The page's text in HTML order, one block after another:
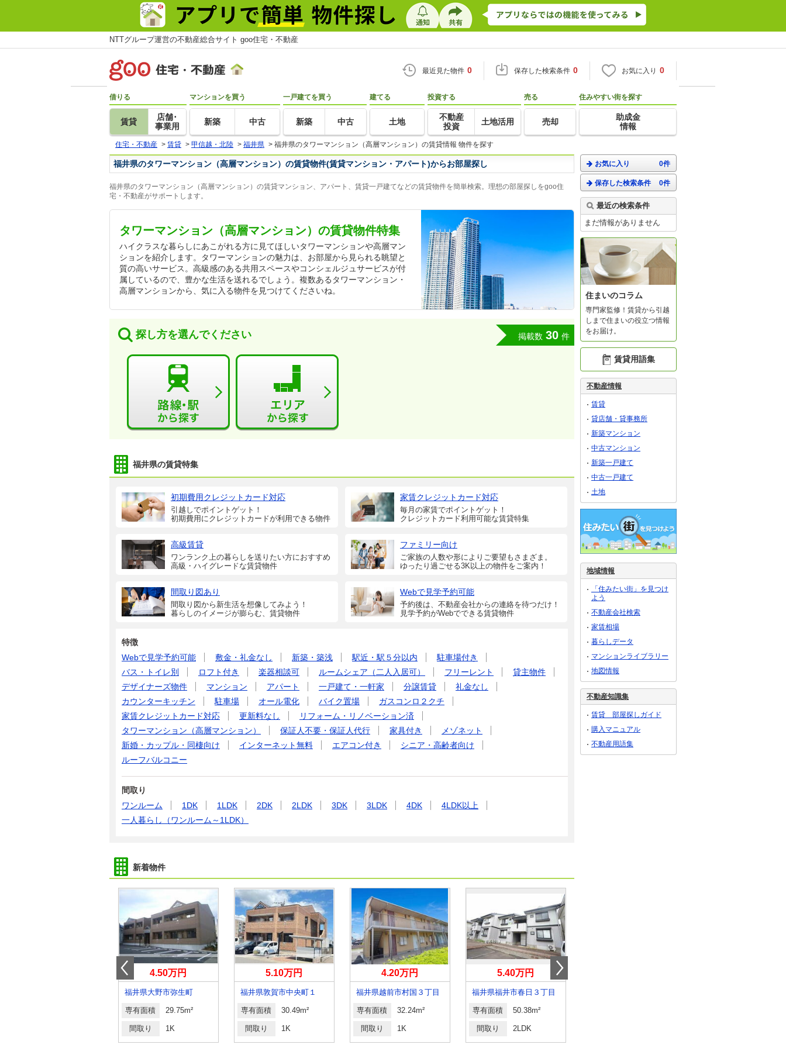
NTTグループ運営の不動産総合サイト goo住宅・不動産
最近見た物件 0 保存した検索条件 0 お気に入り 0
借りる
賃貸
店舗･
事業用
マンションを買う
新築 中古
一戸建てを買う
新築 中古
建てる
土地
投資する
不動産
投資
土地活用
売る
売却
住みやすい街を探す
助成金
情報
住宅・不動産 > 賃貸 > 甲信越・北陸 > 福井県 > 福井県のタワーマンション（高層マンション）の賃貸情報 物件を探す
福井県のタワーマンション（高層マンション）の賃貸物件(賃貸マンション・アパート)からお部屋探し
福井県のタワーマンション（高層マンション）の賃貸マンション、アパート、賃貸一戸建てなどの賃貸物件を簡単検索。理想の部屋探しをgoo住
宅・不動産がサポートします。
タワーマンション（高層マンション）の賃貸物件特集
ハイクラスな暮らしにあこがれる方に見てほしいタワーマンションや高層マン
ションを紹介します。タワーマンションの魅力は、お部屋から見られる眺望と
質の高いサービス。高級感のある共用スペースやコンシェルジュサービスが付
属しているので、豊かな生活を送れるでしょう。複数あるタワーマンション・
高層マンションから、気に入る物件を見つけてくださいね。
探し方を選んでください 掲載数 30 件
福井県の賃貸特集
初期費用クレジットカード対応
引越しでポイントゲット！
初期費用にクレジットカードが利用できる物件
家賃クレジットカード対応
毎月の家賃でポイントゲット！
クレジットカード利用可能な賃貸特集
高級賃貸
ワンランク上の暮らしを送りたい方におすすめ
高級・ハイグレードな賃貸物件
ファミリー向け
ご家族の人数や形によりご要望もさまざま。
ゆったり過ごせる3K以上の物件をご案内！
間取り図あり
間取り図から新生活を想像してみよう！
暮らしのイメージが膨らむ、賃貸物件
Webで見学予約可能
予約後は、不動産会社からの連絡を待つだけ！
見学予約がWebでできる賃貸物件
特徴
Webで見学予約可能
敷金・礼金なし 新築・築浅 駅近・駅５分以内
駐車場付き
バス・トイレ別
ロフト付き 楽器相談可 ルームシェア（二人入居可） フリーレント
貸主物件
デザイナーズ物件
マンション アパート 一戸建て・一軒家 分譲賃貸
礼金なし
カウンターキッチン
駐車場 オール電化 バイク置場
ガスコンロ２クチ
家賃クレジットカード対応
更新料なし
リフォーム・リノベーション済
タワーマンション（高層マンション）
保証人不要・保証人代行 家具付き
メゾネット
新婚・カップル・同棲向け
インターネット無料 エアコン付き
シニア・高齢者向け
ルーフバルコニー
間取り
ワンルーム
1DK 1LDK 2DK 2LDK 3DK 3LDK 4DK
4LDK以上
一人暮らし（ワンルーム～1LDK）
新着物件
4.50万円
福井県大野市弥生町
専有面積 29.75m²
間取り 1K
5.10万円
福井県敦賀市中央町１
専有面積 30.49m²
間取り 1K
4.20万円
福井県越前市村国３丁目
専有面積 32.24m²
間取り 1K
5.40万円
福井県福井市春日３丁目
専有面積 50.38m²
間取り 2LDK
お気に入り 0件
保存した検索条件 0件
最近の検索条件
まだ情報がありません
住まいのコラム
専門家監修！賃貸から引越
しまで住まいの役立つ情報
をお届け。
賃貸用語集
不動産情報
賃貸
貸店舗・貸事務所
新築マンション
中古マンション
新築一戸建て
中古一戸建て
土地
地域情報
「住みたい街」を見つけ
よう
不動産会社検索
家賃相場
暮らしデータ
マンションライブラリー
地図情報
不動産知識集
賃貸 部屋探しガイド
購入マニュアル
不動産用語集